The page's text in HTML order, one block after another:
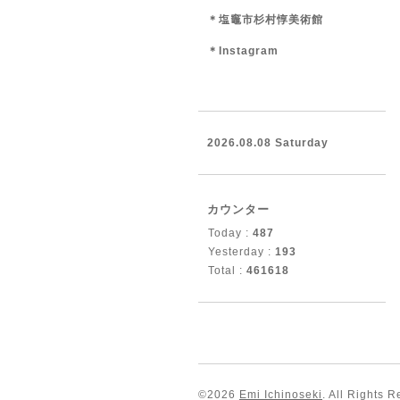
＊塩竈市杉村惇美術館
＊Instagram
2026.08.08 Saturday
カウンター
Today : 487
Yesterday : 193
Total : 461618
©2026 Emi Ichinoseki . All Rights